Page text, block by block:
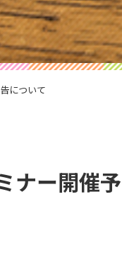
について
ナー開催